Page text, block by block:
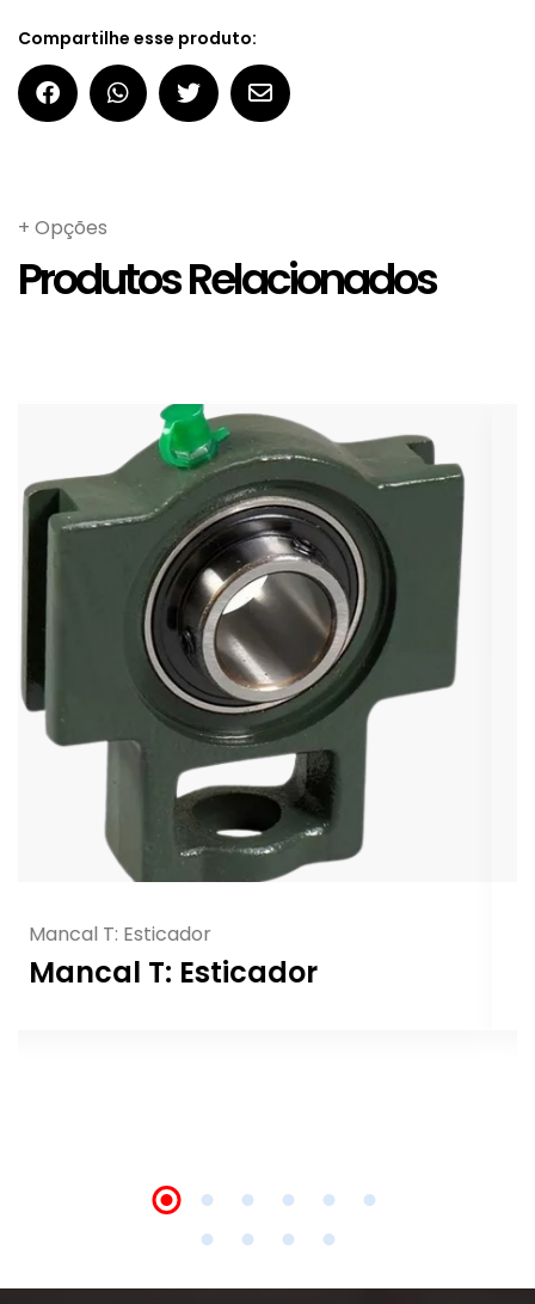
Compartilhe esse produto:
+ Opções
Produtos Relacionados
Mancal SNH
Mancal SNH